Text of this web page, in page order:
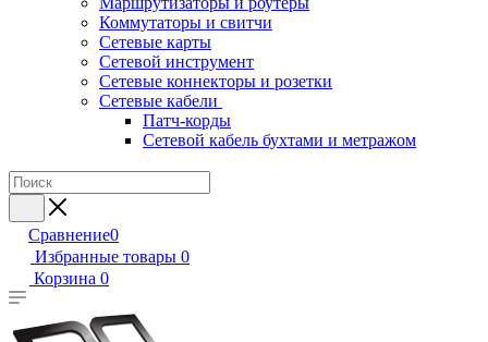
Коммутаторы и свитчи
Сетевые карты
Сетевой инструмент
Сетевые коннекторы и розетки
Сетевые кабели
Патч-корды
Сетевой кабель бухтами и метражом
Сравнение0
Избранные товары 0
Корзина 0